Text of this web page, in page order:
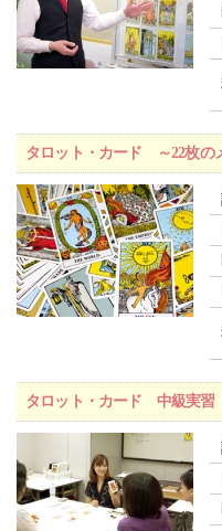
タロット・カード ～22枚の
タロット・カード 中級実習